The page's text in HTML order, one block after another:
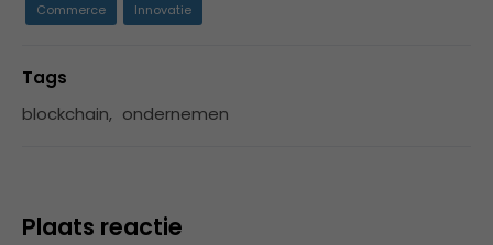
Commerce Innovatie
Tags
blockchain, ondernemen
Plaats reactie